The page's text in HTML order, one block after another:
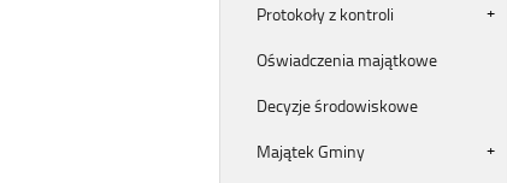
Protokoły z kontroli
Oświadczenia majątkowe
Decyzje środowiskowe
Majątek Gminy